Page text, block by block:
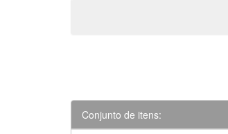
Conjunto de itens: